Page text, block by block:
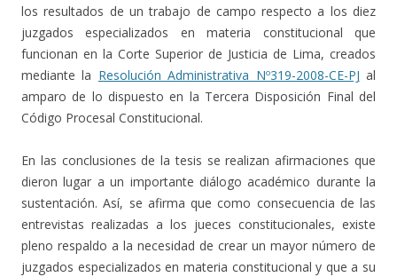
los resultados de un trabajo de campo respecto a los diez
juzgados especializados en materia constitucional que
funcionan en la Corte Superior de Justicia de Lima, creados
mediante la Resolución Administrativa Nº319-2008-CE-PJ al
amparo de lo dispuesto en la Tercera Disposición Final del
Código Procesal Constitucional.
En las conclusiones de la tesis se realizan afirmaciones que
dieron lugar a un importante diálogo académico durante la
sustentación. Así, se afirma que como consecuencia de las
entrevistas realizadas a los jueces constitucionales, existe
pleno respaldo a la necesidad de crear un mayor número de
juzgados especializados en materia constitucional y que a su